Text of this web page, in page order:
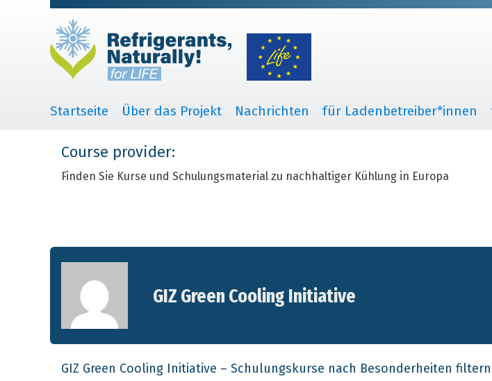
Startseite Über das Projekt Nachrichten für Ladenbetreiber*innen
Course provider:
Finden Sie Kurse und Schulungsmaterial zu nachhaltiger Kühlung in Europa
GIZ Green Cooling Initiative
GIZ Green Cooling Initiative – Schulungskurse nach Besonderheiten